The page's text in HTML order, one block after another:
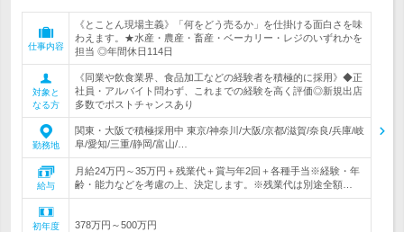
仕事内容
《とことん現場主義》「何をどう売るか」を仕掛ける面白さを味
わえます。★水産・農産・畜産・ベーカリー・レジのいずれかを
担当 ◎年間休日114日
対象と
なる方
《同業や飲食業界、食品加工などの経験者を積極的に採用》◆正
社員・アルバイト問わず、これまでの経験を高く評価◎新規出店
多数でポストチャンスあり
勤務地
関東・大阪で積極採用中 東京/神奈川/大阪/京都/滋賀/奈良/兵庫/岐
阜/愛知/三重/静岡/富山/…
給与
月給24万円～35万円＋残業代＋賞与年2回＋各種手当※経験・年
齢・能力などを考慮の上、決定します。※残業代は別途全額…
初年度
378万円～500万円